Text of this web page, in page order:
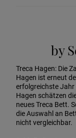
by
Treca Hagen: Die
Hagen ist erneut
erfolgreichste Jahr
Hagen schätzen
neues Treca Bett.
die Auswahl an
nicht vergleichbar.